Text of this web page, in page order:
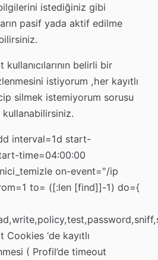
istediğiniz gibi
pasif yada aktif edilme
belirli bir
istiyorum ,her kayıtlı
silmek istemiyorum sorusu
kullanabilirsiniz.
interval=1d start-
time=04:00:00
on-event="/ip
to= ([:len [find]]-1) do={
‘de kayıtlı
( Profil’de timeout